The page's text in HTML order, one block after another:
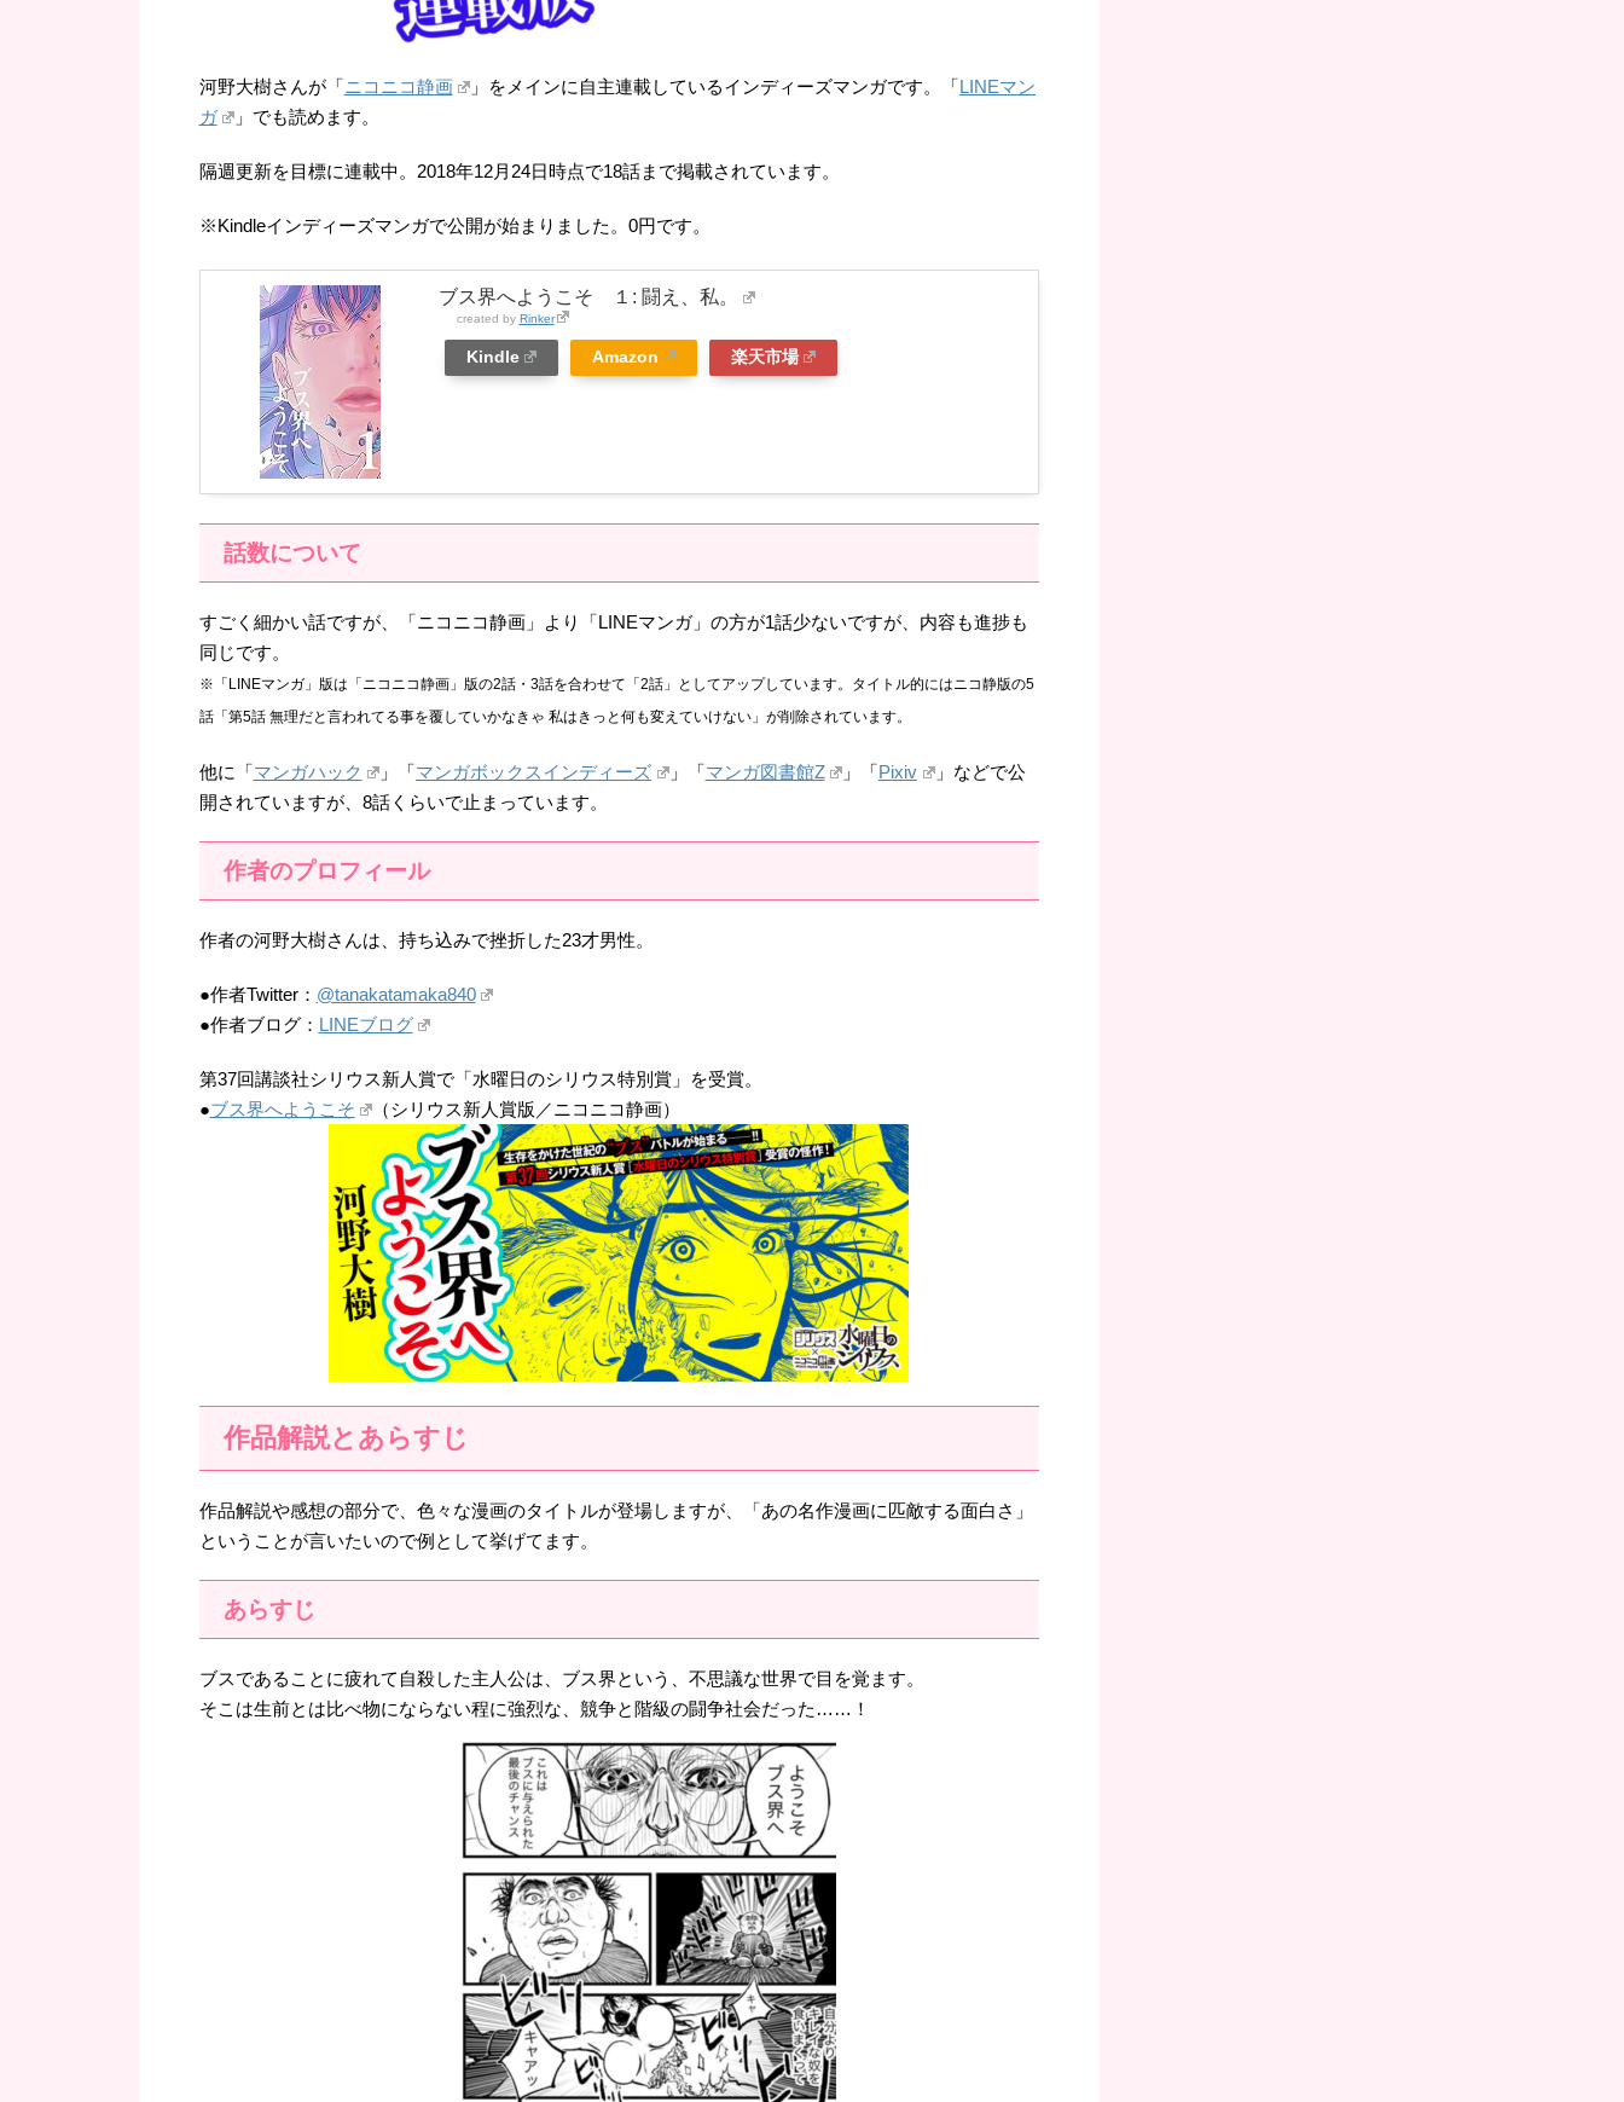
河野大樹さんが「ニコニコ静画 」をメインに自主連載しているインディーズマンガです。「LINEマン
ガ
」でも読めます。
隔週更新を目標に連載中。2018年12月24日時点で18話まで掲載されています。
※Kindleインディーズマンガで公開が始まりました。0円です。
ブス界へようこそ １: 闘え、私。
created by Rinker
Kindle Amazon 楽天市場
話数について
すごく細かい話ですが、「ニコニコ静画」より「LINEマンガ」の方が1話少ないですが、内容も進捗も
同じです。
※「LINEマンガ」版は「ニコニコ静画」版の2話・3話を合わせて「2話」としてアップしています。タイトル的にはニコ静版の5
話「第5話 無理だと言われてる事を覆していかなきゃ 私はきっと何も変えていけない」が削除されています。
他に「マンガハック 」「マンガボックスインディーズ 」「マンガ図書館Z 」「Pixiv
」などで公
開されていますが、8話くらいで止まっています。
作者のプロフィール
作者の河野大樹さんは、持ち込みで挫折した23才男性。
●作者Twitter： @tanakatamaka840
●作者ブログ： LINEブログ
第37回講談社シリウス新人賞で「水曜日のシリウス特別賞」を受賞。
●ブス界へようこそ （シリウス新人賞版／ニコニコ静画）
作品解説とあらすじ
作品解説や感想の部分で、色々な漫画のタイトルが登場しますが、「あの名作漫画に匹敵する面白さ」
ということが言いたいので例として挙げてます。
あらすじ
ブスであることに疲れて自殺した主人公は、ブス界という、不思議な世界で目を覚ます。
そこは生前とは比べ物にならない程に強烈な、競争と階級の闘争社会だった……！